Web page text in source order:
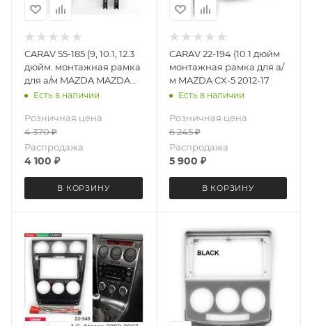
CARAV 55-185 (9, 10.1, 12.3
дюйм. монтажная рамка
для а/м MAZDA MAZDA
(3),Axela 2019+ правый
Есть в наличии
Розничная цена
4 370₽
Распродажа
4 100 ₽
В КОРЗИНУ
CARAV 22-194 (10.1 дюйм
монтажная рамка для а/
м MAZDA CX-5 2012-17
Есть в наличии
Розничная цена
6 245₽
Распродажа
5 900 ₽
В КОРЗИНУ